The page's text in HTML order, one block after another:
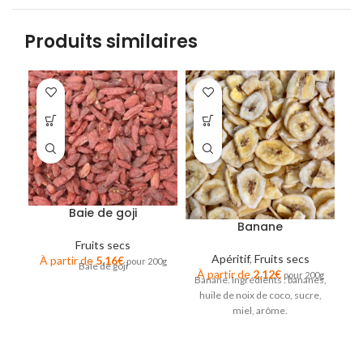
Produits similaires
Baie de goji
Fruits secs
À partir de 5,16€ pour 200g
Baie de goji
Banane
Apéritif, Fruits secs
À partir de2,12€ pour 200g
Banane. Ingrédients : bananes,
huile de noix de coco, sucre,
miel, arôme.